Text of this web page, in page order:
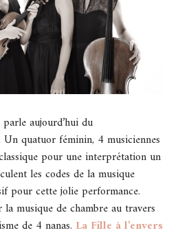
aujourd’hui du
Un quatuor féminin, 4 musiciennes
pour une interprétation un
les codes de la musique
pour cette jolie performance.
musique de chambre au travers
de 4 nanas. La Fille à l’envers